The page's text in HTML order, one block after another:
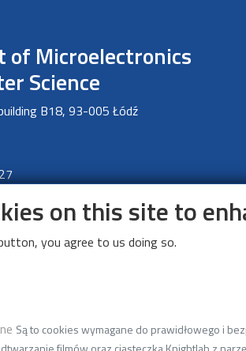
of Microelectronics
Science
B18, 93-005 Łódź
on this site to
you agree to us doing so.
Są to cookies wymagane do prawidłowego i